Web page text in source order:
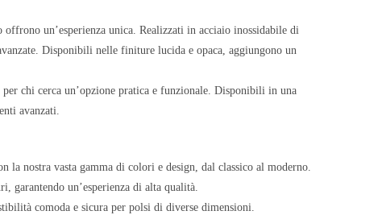
un’esperienza unica. Realizzati in acciaio inossidabile di
Disponibili nelle finiture lucida e opaca, aggiungono un
chi cerca un’opzione pratica e funzionale. Disponibili in una
avanzati.
nostra vasta gamma di colori e design, dal classico al moderno.
un’esperienza di alta qualità.
comoda e sicura per polsi di diverse dimensioni.